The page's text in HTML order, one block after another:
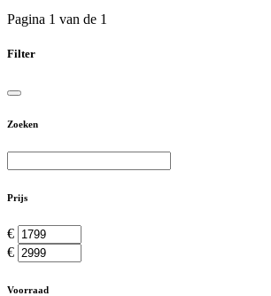
Pagina 1 van de 1
Filter
Zoeken
Prijs
€
€
Voorraad